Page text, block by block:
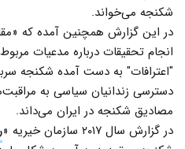
شکنجه می‌خواند.
در این گزارش همچنین آمده که
انجام تحقیقات درباره مدعیات
"اعترافات" به دست آمده شکنجه
دسترسی زندانیان سیاسی به
مصادیق شکنجه در ایران می‌داند.
در گزارش سال ۲۰۱۷ سازمان خیریه «